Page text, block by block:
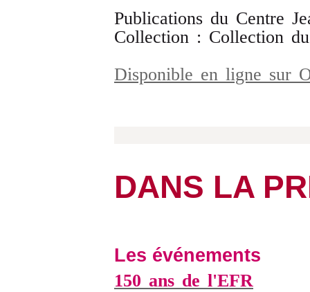
Publications du Centre
Collection : Collection
Disponible en ligne sur
DANS LA
Les événements
150 ans de l'EFR